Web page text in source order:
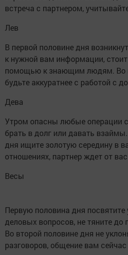
встреча с партнером,
Лев
В первой половине дня
к нужной вам информации,
помощью к знающим людям. Во
будьте аккуратнее с работой с
Дева
Утром опасны любые операции
брать в долг или давать
дня ищите золотую середину в
отношениях, партнер ждет от
Весы
Первую половина дня посвятите
деловых вопросов, не тяните до
Во второй половине дня не
разговоров, общение вам